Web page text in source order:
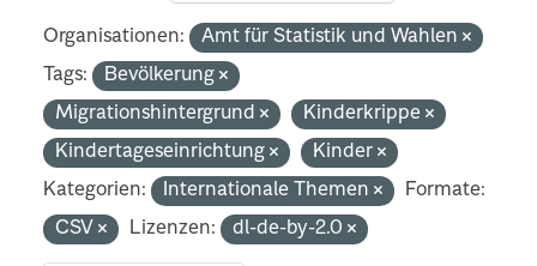
Organisationen:
Amt für Statistik und Wahlen
Tags:
Bevölkerung
Migrationshintergrund
Kinderkrippe
Kindertageseinrichtung
Kinder
Kategorien:
Internationale Themen
Formate:
CSV
Lizenzen: dl-de-by-2.0